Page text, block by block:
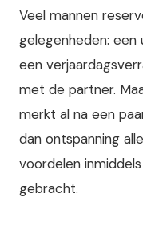
Veel mannen
gelegenheden: een
een
met de partner.
merkt al na een
dan ontspanning
voordelen
gebracht.